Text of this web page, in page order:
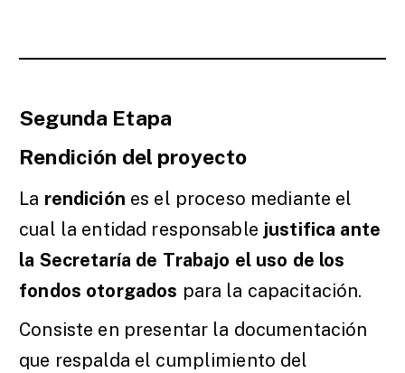
Segunda Etapa
Rendición del proyecto
La rendición es el proceso mediante el
cual la entidad responsable justifica ante
la Secretaría de Trabajo el uso de los
fondos otorgados para la capacitación.
Consiste en presentar la documentación
que respalda el cumplimiento del